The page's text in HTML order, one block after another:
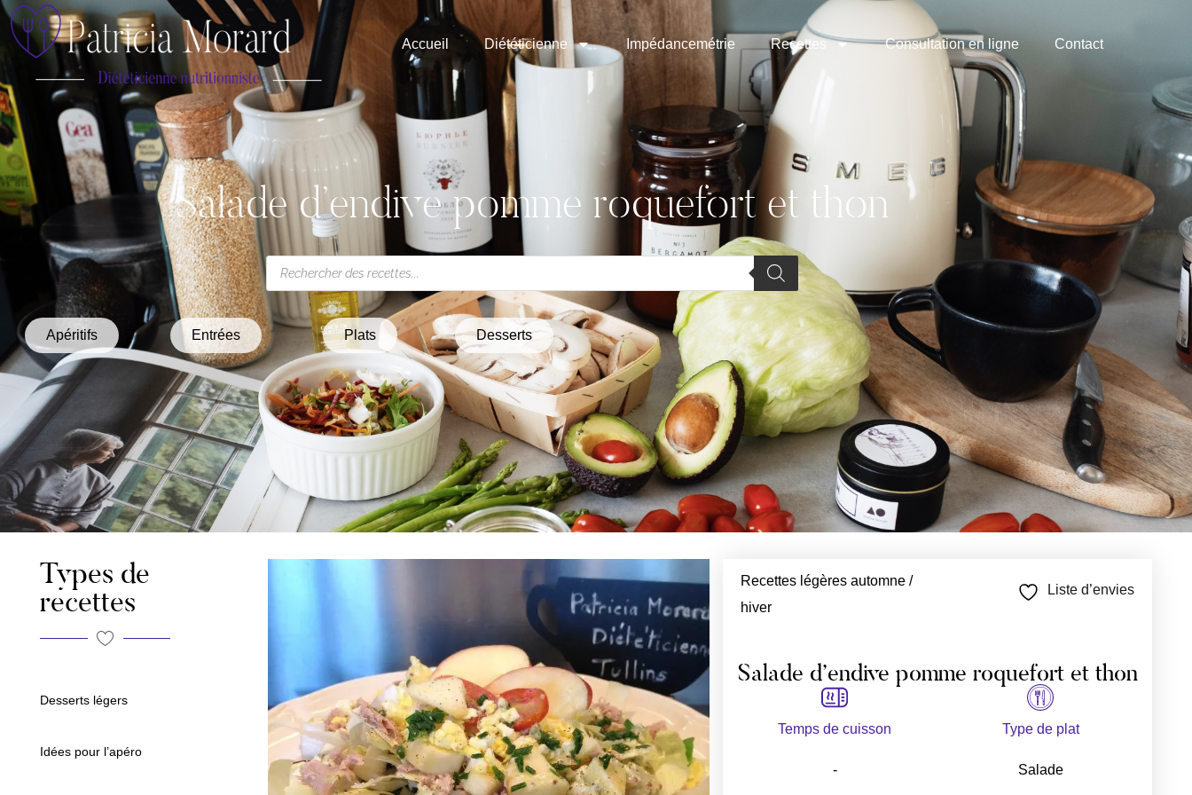
Accueil Diététicienne Impédancemétrie Recettes Consultation en ligne Contact
Salade d’endive pomme roquefort et thon
Apéritifs Entrées Plats Desserts
Types de
recettes
Desserts légers
Idées pour l’apéro
Recettes légères automne /
hiver
Liste d’envies
Salade d’endive pomme roquefort et thon
Temps de cuisson
-
Type de plat
Salade